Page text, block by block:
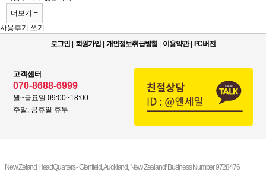
더보기 +
사용후기 쓰기
로그인| 회원가입 개인정보취급방침 이용약관| PC버전
고객센터
070-8688-6999
월~금요일 09:00~18:00
주말, 공휴일 휴무
New Zeland HeadQuarters - Glenfield, Auckland, New Zealand/ Business Number 9728476